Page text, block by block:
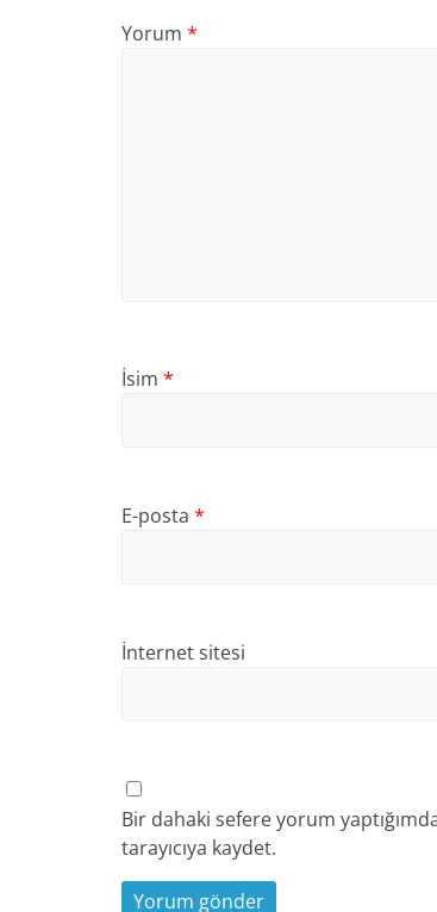
Yorum *
İsim *
E-posta *
İnternet sitesi
Bir dahaki sefere yorum
tarayıcıya kaydet.